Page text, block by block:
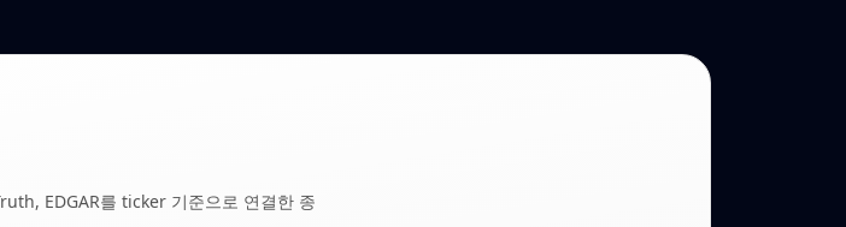
EDGAR를 ticker 기준으로 연결한 종